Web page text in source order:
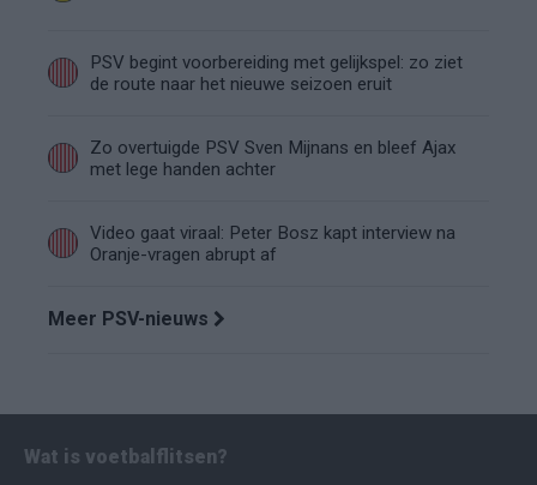
PSV begint voorbereiding met gelijkspel: zo ziet
de route naar het nieuwe seizoen eruit
Zo overtuigde PSV Sven Mijnans en bleef Ajax
met lege handen achter
Video gaat viraal: Peter Bosz kapt interview na
Oranje-vragen abrupt af
Meer PSV-nieuws
Wat is voetbalflitsen?